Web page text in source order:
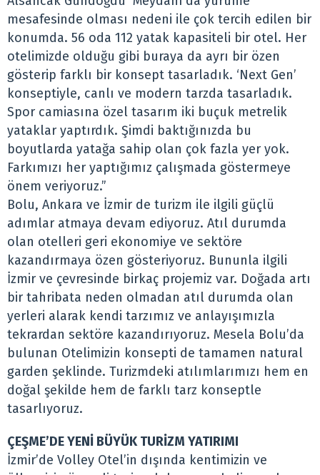
mesafesinde olması nedeni ile çok tercih edilen bir
konumda. 56 oda 112 yatak kapasiteli bir otel. Her
otelimizde olduğu gibi buraya da ayrı bir özen
gösterip farklı bir konsept tasarladık. ‘Next Gen’
konseptiyle, canlı ve modern tarzda tasarladık.
Spor camiasına özel tasarım iki buçuk metrelik
yataklar yaptırdık. Şimdi baktığınızda bu
boyutlarda yatağa sahip olan çok fazla yer yok.
Farkımızı her yaptığımız çalışmada göstermeye
önem veriyoruz.”
Bolu, Ankara ve İzmir de turizm ile ilgili güçlü
adımlar atmaya devam ediyoruz. Atıl durumda
olan otelleri geri ekonomiye ve sektöre
kazandırmaya özen gösteriyoruz. Bununla ilgili
İzmir ve çevresinde birkaç projemiz var. Doğada artı
bir tahribata neden olmadan atıl durumda olan
yerleri alarak kendi tarzımız ve anlayışımızla
tekrardan sektöre kazandırıyoruz. Mesela Bolu’da
bulunan Otelimizin konsepti de tamamen natural
garden şeklinde. Turizmdeki atılımlarımızı hem en
doğal şekilde hem de farklı tarz konseptle
tasarlıyoruz.
ÇEŞME’DE YENİ BÜYÜK TURİZM YATIRIMI
İzmir’de Volley Otel’in dışında kentimizin ve